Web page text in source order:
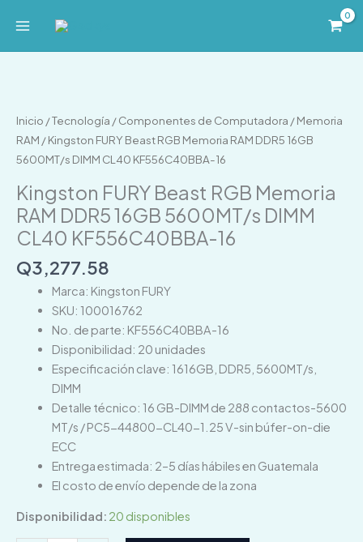
Inicio /Tecnología /Componentes de Computadora /Memoria
RAM / Kingston FURY Beast RGB Memoria RAM DDR5 16GB
5600MT/s DIMM CL40 KF556C40BBA-16
Kingston FURY Beast RGB Memoria
RAM DDR5 16GB 5600MT/s DIMM
CL40 KF556C40BBA-16
Q3,277.58
Marca: Kingston FURY
SKU: 100016762
No. de parte: KF556C40BBA-16
Disponibilidad: 20 unidades
Especificación clave: 1616GB, DDR5, 5600MT/s,
DIMM
Detalle técnico: 16 GB-DIMM de 288 contactos-5600
MT/s / PC5-44800-CL40-1.25 V-sin búfer-on-die
ECC
Entrega estimada: 2–5 días hábiles en Guatemala
El costo de envío depende de la zona
Disponibilidad: 20 disponibles
Beast
RGB
Memoria
DDR5
16GB
5600MT/s
CL40
KF556C40BBA-
cantidad